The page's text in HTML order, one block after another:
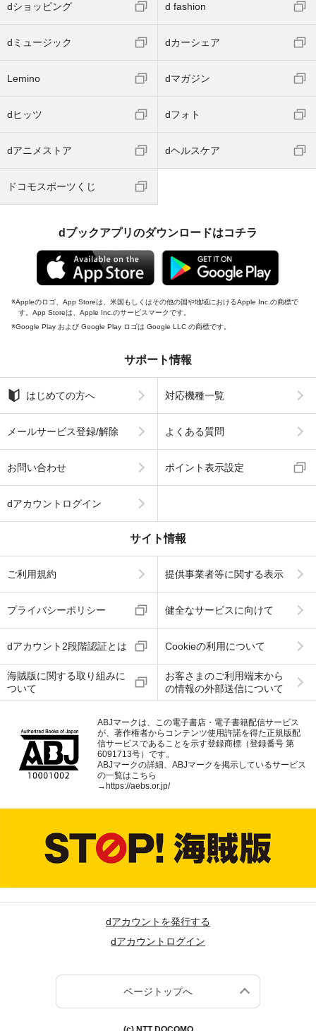
dショッピング d fashion
dミュージック dカーシェア
Lemino dマガジン
dヒッツ dフォト
dアニメストア dヘルスケア
ドコモスポーツくじ
dブックアプリのダウンロードはコチラ
Appleのロゴ、App Storeは、米国もしくはその他の国や地域におけるApple Inc.の商標で
す。App Storeは、Apple Inc.のサービスマークです。
Google Play および Google Play ロゴは Google LLC の商標です。
サポート情報
はじめての方へ 対応機種一覧
メールサービス登録/解除 よくある質問
お問い合わせ ポイント表示設定
dアカウントログイン
サイト情報
ご利用規約 提供事業者等に関する表示
プライバシーポリシー 健全なサービスに向けて
dアカウント2段階認証とは Cookieの利用について
海賊版に関する取り組みに
ついて
お客さまのご利用端末から
の情報の外部送信について
ABJマークは、この電子書店・電子書籍配信サービス
が、著作権者からコンテンツ使用許諾を得た正規版配
信サービスであることを示す登録商標（登録番号 第
6091713号）です。
ABJマークの詳細、ABJマークを掲示しているサービス
の一覧はこちら
→https://aebs.or.jp/
dアカウントを発行する
dアカウントログイン
ページトップへ